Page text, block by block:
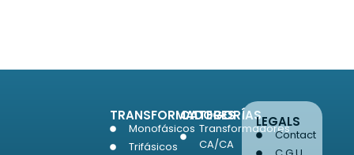
TRANSFORMADORES
Monofásicos
Trifásicos
CATEGORÍAS
Transformadores
CA/CA
LEGALS
Contact